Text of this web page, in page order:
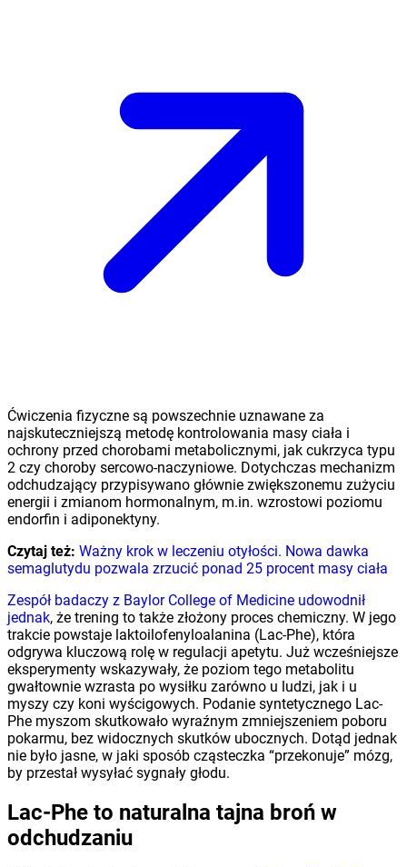
Ćwiczenia fizyczne są powszechnie uznawane za
najskuteczniejszą metodę kontrolowania masy ciała i
ochrony przed chorobami metabolicznymi, jak cukrzyca typu
2 czy choroby sercowo-naczyniowe. Dotychczas mechanizm
odchudzający przypisywano głównie zwiększonemu zużyciu
energii i zmianom hormonalnym, m.in. wzrostowi poziomu
endorfin i adiponektyny.
Czytaj też: Ważny krok w leczeniu otyłości. Nowa dawka
semaglutydu pozwala zrzucić ponad 25 procent masy ciała
Zespół badaczy z Baylor College of Medicine udowodnił
jednak, że trening to także złożony proces chemiczny. W jego
trakcie powstaje laktoilofenyloalanina (Lac-Phe), która
odgrywa kluczową rolę w regulacji apetytu. Już wcześniejsze
eksperymenty wskazywały, że poziom tego metabolitu
gwałtownie wzrasta po wysiłku zarówno u ludzi, jak i u
myszy czy koni wyścigowych. Podanie syntetycznego Lac-
Phe myszom skutkowało wyraźnym zmniejszeniem poboru
pokarmu, bez widocznych skutków ubocznych. Dotąd jednak
nie było jasne, w jaki sposób cząsteczka “przekonuje” mózg,
by przestał wysyłać sygnały głodu.
Lac-Phe to naturalna tajna broń w
odchudzaniu